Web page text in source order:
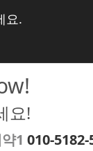
요.
요!
1 010-5182-